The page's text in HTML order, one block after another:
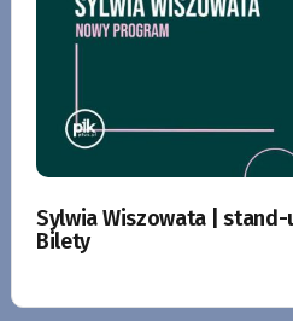
Sylwia Wiszowata | stand-
Bilety